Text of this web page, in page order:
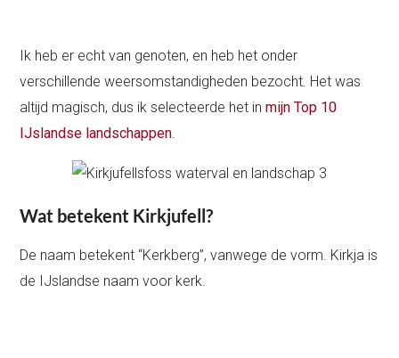
Ik heb er echt van genoten, en heb het onder
verschillende weersomstandigheden bezocht. Het was
altijd magisch, dus ik selecteerde het inmijn Top 10
IJslandse landschappen
Wat betekent Kirkjufell?
De naam betekent “Kerkberg”, vanwege de vorm. Kirkja is
de IJslandse naam voor kerk.